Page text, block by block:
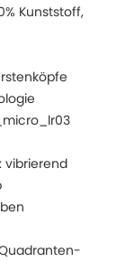
Kunststoff,
vibrierend